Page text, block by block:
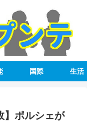
国際 生活
】ポルシェが